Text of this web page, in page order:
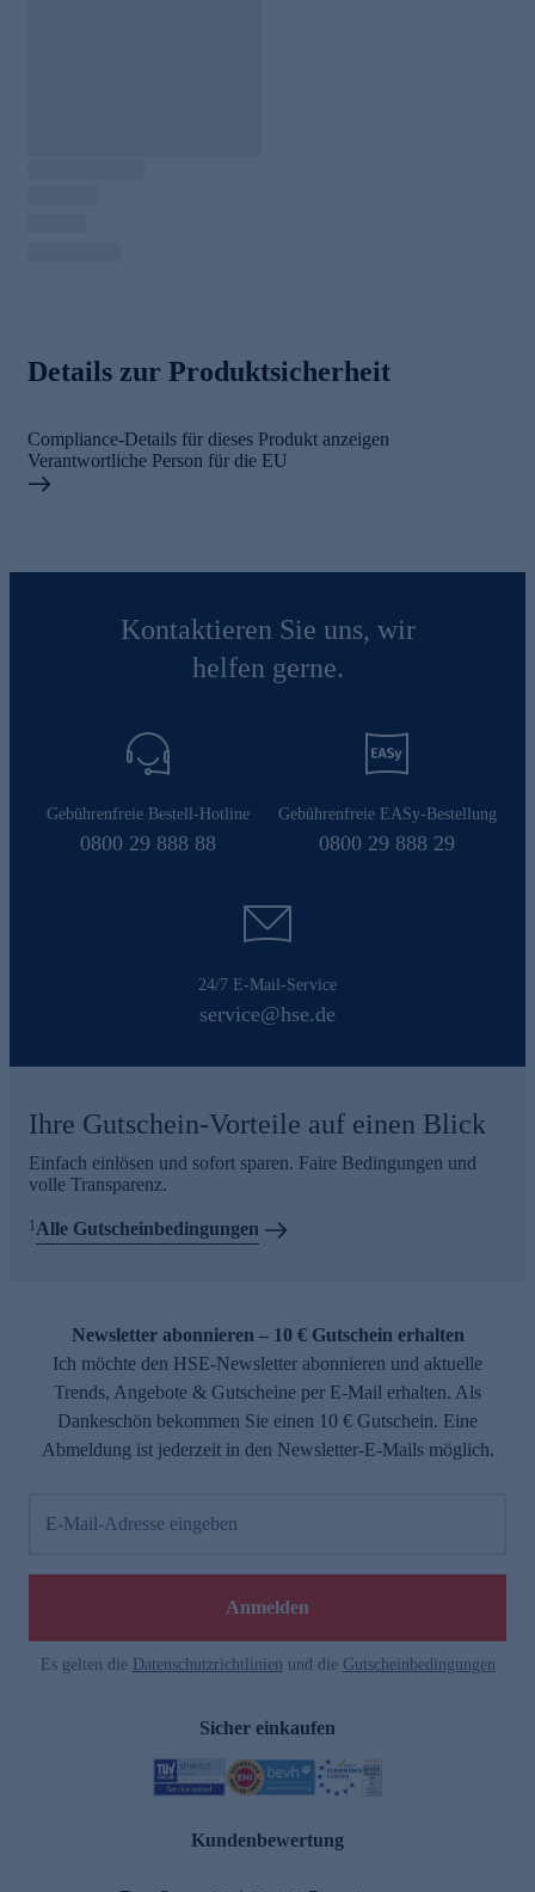
Details zur Produktsicherheit
Compliance-Details für dieses Produkt anzeigen
Verantwortliche Person für die EU
Kontaktieren Sie uns, wir
helfen gerne.
Gebührenfreie Bestell-Hotline
0800 29 888 88
Gebührenfreie EASy-Bestellung
0800 29 888 29
24/7 E-Mail-Service
service@hse.de
Ihre Gutschein-Vorteile auf einen Blick
Einfach einlösen und sofort sparen. Faire Bedingungen und
volle Transparenz.
1 Alle Gutscheinbedingungen
Newsletter abonnieren – 10 € Gutschein erhalten
Ich möchte den HSE-Newsletter abonnieren und aktuelle
Trends, Angebote & Gutscheine per E-Mail erhalten. Als
Dankeschön bekommen Sie einen 10 € Gutschein. Eine
Abmeldung ist jederzeit in den Newsletter-E-Mails möglich.
E-Mail-Adresse eingeben
Anmelden
Es gelten die Datenschutzrichtlinien und die Gutscheinbedingungen
Sicher einkaufen
Kundenbewertung